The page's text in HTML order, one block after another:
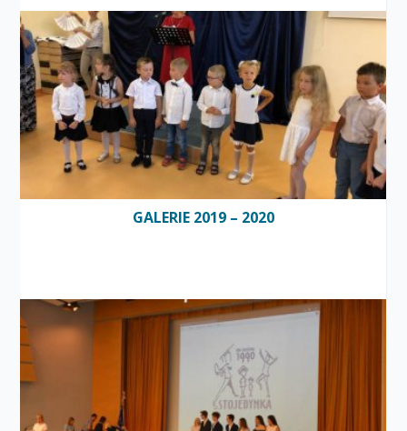
GALERIE 2019 – 2020